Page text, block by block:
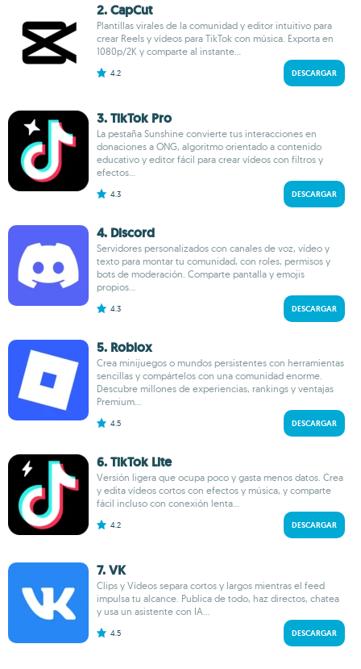
2. CapCut
Plantillas virales de la comunidad y editor intuitivo para
crear Reels y vídeos para TikTok con música. Exporta en
1080p/2K y comparte al instante...
4.2 DESCARGAR
3. TikTok Pro
La pestaña Sunshine convierte tus interacciones en
donaciones a ONG, algoritmo orientado a contenido
educativo y editor fácil para crear vídeos con filtros y
efectos...
4.3 DESCARGAR
4. Discord
Servidores personalizados con canales de voz, vídeo y
texto para montar tu comunidad, con roles, permisos y
bots de moderación. Comparte pantalla y emojis
propios...
4.3 DESCARGAR
5. Roblox
Crea minijuegos o mundos persistentes con herramientas
sencillas y compártelos con una comunidad enorme.
Descubre millones de experiencias, rankings y ventajas
Premium...
4.5 DESCARGAR
6. TikTok Lite
Versión ligera que ocupa poco y gasta menos datos. Crea
y edita vídeos cortos con efectos y música, y comparte
fácil incluso con conexión lenta...
4.2 DESCARGAR
7. VK
Clips y Vídeos separa cortos y largos mientras el feed
impulsa tu alcance. Publica de todo, haz directos, chatea
y usa un asistente con IA...
4.5 DESCARGAR